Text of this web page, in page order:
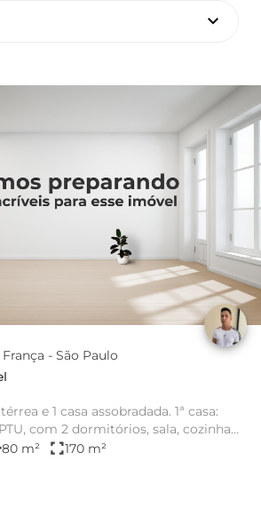
keyboard_arrow_down
Casa em Penha de França - São Paulo
e 1 casa assobradada. 1ª casa:
com 2 dormitórios, sala, cozinha,
80 m² fullscreen170 m²